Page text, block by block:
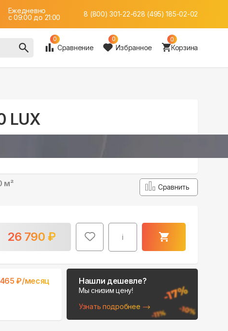
Ежедневно
c 09:00 до 21:00
8 (800) 301-22-628 (495) 185-02-02
0
Сравнение
0
Избранное
0
Корзина
Поможем выбрать
место для монтажа:
LUX
м² Сравнить
26 790 ₽ i
₽/месяц Нашли дешевле?
Мы снизим цену!
Узнать подробнее